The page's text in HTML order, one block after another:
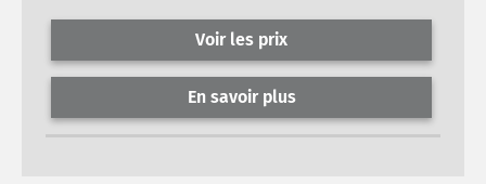
Voir les prix
En savoir plus